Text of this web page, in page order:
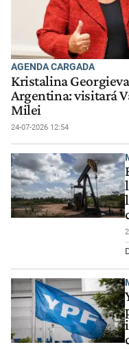
AGENDA CARGADA
Kristalina
Argentina: visitará
Milei
24-07-2026 12:54